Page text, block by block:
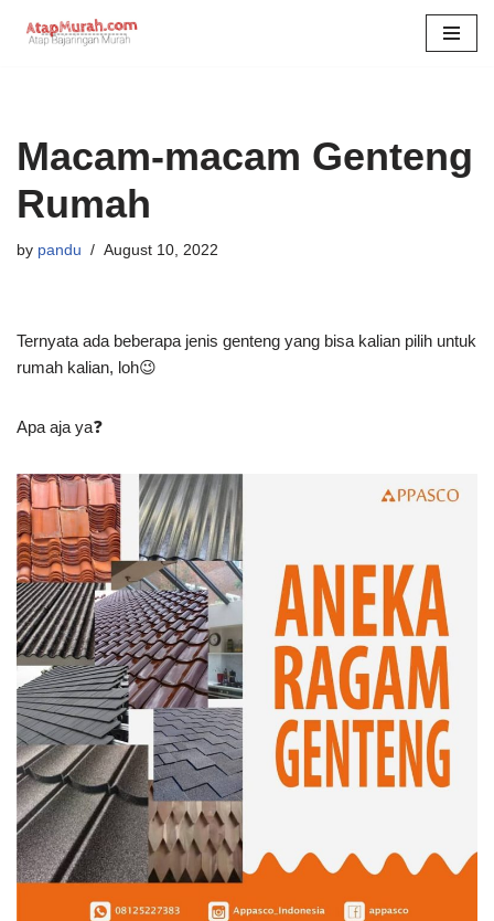
Macam-macam Genteng
Rumah
by pandu August 10, 2022
Ternyata ada beberapa jenis genteng yang bisa kalian pilih untuk
rumah kalian, loh😉
Apa aja ya❓